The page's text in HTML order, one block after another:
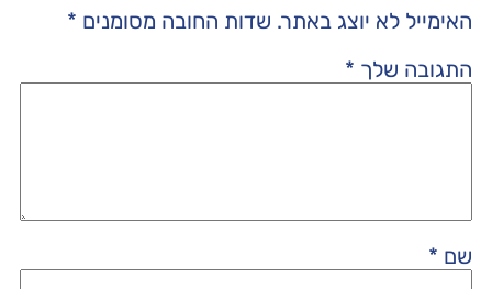
האימייל לא יוצג באתר. שדות החובה מסומנים *
התגובה שלך *
שם *